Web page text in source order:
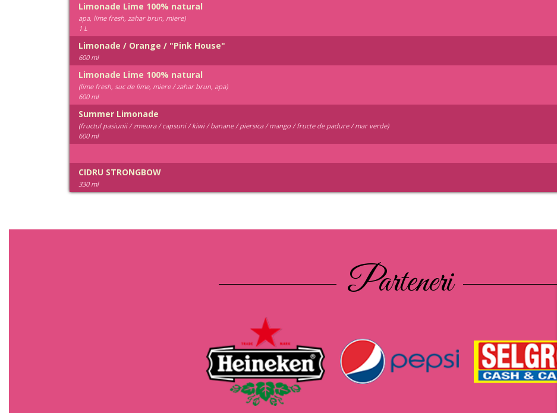
Limonade Lime 100% natural
apa, lime fresh, zahar brun, miere)
1 L
Limonade / Orange / "Pink House"
600 ml
Limonade Lime 100% natural
(lime fresh, suc de lime, miere / zahar brun, apa)
600 ml
Summer Limonade
(fructul pasiunii / zmeura / capsuni / kiwi / banane / piersica / mango / fructe de padure / mar verde)
600 ml
CIDRU STRONGBOW
330 ml
Parteneri